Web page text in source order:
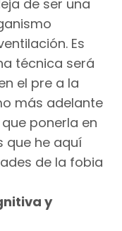
de ser una
Es
técnica será
el pre a la
más adelante
ponerla en
que he aquí
de la fobia
y